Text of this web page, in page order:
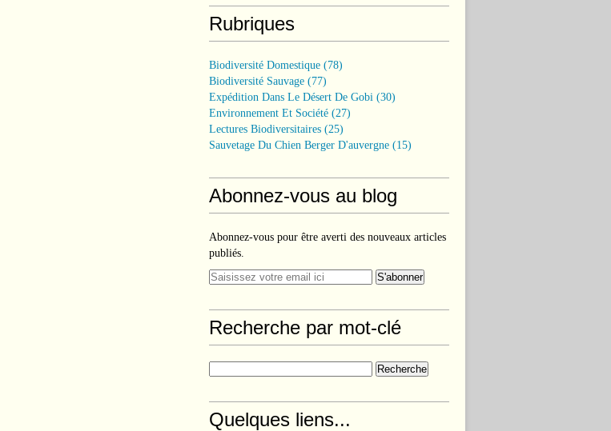
Rubriques
Biodiversité Domestique (78)
Biodiversité Sauvage (77)
Expédition Dans Le Désert De Gobi (30)
Environnement Et Société (27)
Lectures Biodiversitaires (25)
Sauvetage Du Chien Berger D'auvergne (15)
Abonnez-vous au blog
Abonnez-vous pour être averti des nouveaux articles
publiés.
Recherche par mot-clé
Quelques liens...